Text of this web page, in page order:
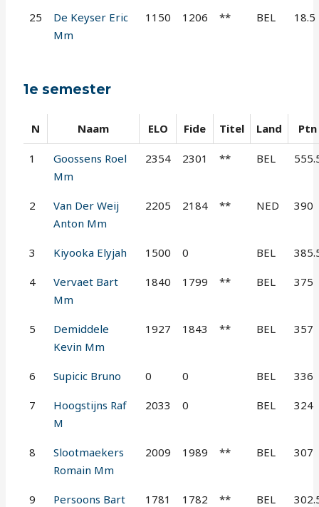
25
De Keyser Eric
Mm
1150 1206 ** BEL 18.5
1e semester
N Naam ELO Fide Titel Land Ptn
1
Goossens Roel
Mm
2354 2301 ** BEL
2
Van Der Weij
Anton Mm
2205 2184 ** NED 390
3 Kiyooka Elyjah 1500 0 BEL
4
Vervaet Bart
Mm
1840 1799 ** BEL 375
5
Demiddele
Kevin Mm
1927 1843 ** BEL 357
6 Supicic Bruno 0 0 BEL 336
7
Hoogstijns Raf
M
2033 0 BEL 324
8
Slootmaekers
Romain Mm
2009 1989 ** BEL 307
9
Persoons Bart
1781 1782 ** BEL